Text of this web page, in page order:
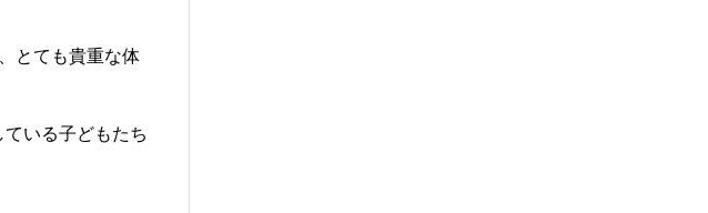
とても貴重な体
いる子どもたち